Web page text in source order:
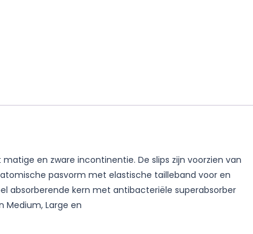
en zware incontinentie. De slips zijn voorzien van
pasvorm met elastische tailleband voor en
absorberende kern met antibacteriële superabsorber
Medium, Large en